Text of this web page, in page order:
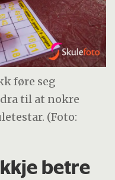
føre seg
til at nokre
(Foto:
betre